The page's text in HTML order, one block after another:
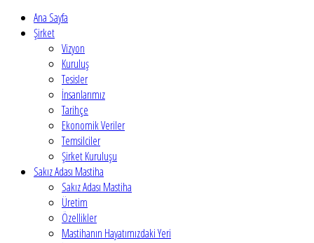
Ana Sayfa
Şirket
Vizyon
Kuruluş
Tesisler
İnsanlarımız
Tarihçe
Ekonomik Veriler
Temsilciler
Şirket Kuruluşu
Sakız Adası Mastiha
Sakız Adası Mastiha
Üretim
Özellikler
Mastihanın Hayatımızdaki Yeri